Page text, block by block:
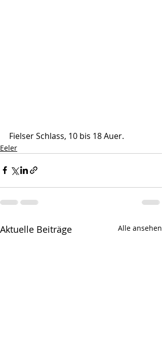
Fielser Schlass, 10 bis 18 Auer.
Eeler
Aktuelle Beiträge Alle ansehen